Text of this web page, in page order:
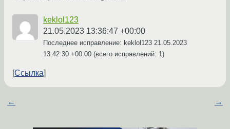
keklol123
21.05.2023 13:36:47 +00:00
Последнее исправление: keklol123 21.05.2023
13:42:30 +00:00 (всего исправлений: 1)
Ссылка
← →